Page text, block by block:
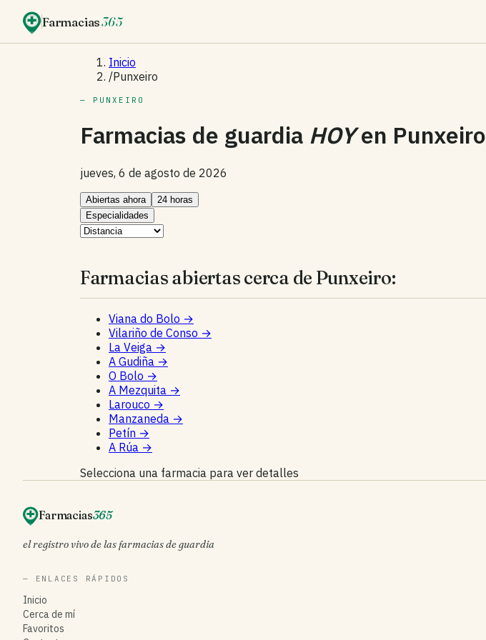
Farmacias365
Inicio
/Punxeiro
— PUNXEIRO
Farmacias de guardia HOYen Punxeiro
jueves, 6 de agosto de 2026
Abiertas ahora
24 horas
Especialidades
Farmacias abiertas cerca de Punxeiro:
Viana do Bolo →
Vilariño de Conso →
La Veiga →
A Gudiña →
O Bolo →
A Mezquita →
Larouco →
Manzaneda →
Petín →
A Rúa →
Selecciona una farmacia para ver detalles
Farmacias365
el registro vivo de las farmacias de guardia
— ENLACES RÁPIDOS
Inicio
Cerca de mí
Favoritos